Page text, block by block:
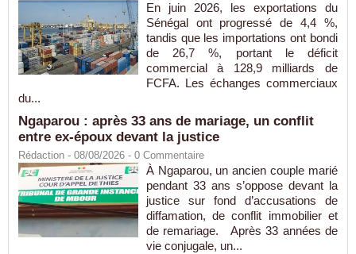
En juin 2026, les exportations du
Sénégal ont progressé de 4,4 %,
tandis que les importations ont bondi
de 26,7 %, portant le déficit
commercial à 128,9 milliards de
FCFA. Les échanges commerciaux
du...
Ngaparou : après 33 ans de mariage, un conflit
entre ex-époux devant la justice
Rédaction - 08/08/2026 - 0 Commentaire
À Ngaparou, un ancien couple marié
pendant 33 ans s’oppose devant la
justice sur fond d’accusations de
diffamation, de conflit immobilier et
de remariage. Après 33 années de
vie conjugale, un...